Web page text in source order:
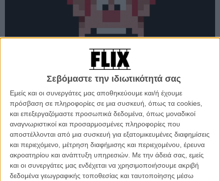
Σεβόμαστε την ιδιωτικότητά σας
Εμείς και οι συνεργάτες μας αποθηκεύουμε και/ή έχουμε
πρόσβαση σε πληροφορίες σε μια συσκευή, όπως τα cookies,
και επεξεργαζόμαστε προσωπικά δεδομένα, όπως μοναδικοί
αναγνωριστικοί και προσαρμοσμένες πληροφορίες που
αποστέλλονται από μια συσκευή για εξατομικευμένες διαφημίσεις
και περιεχόμενο, μέτρηση διαφήμισης και περιεχομένου, έρευνα
ακροατηρίου και ανάπτυξη υπηρεσιών. Με την άδειά σας, εμείς
και οι συνεργάτες μας ενδέχεται να χρησιμοποιήσουμε ακριβή
δεδομένα γεωγραφικής τοποθεσίας και ταυτοποίησης μέσω
To Flix προβλέπει τα 85α Οσκαρ: Καλύτερη Ταινία
Κινουμένων Σχεδίων
Μετρώντας αντίστροφα προς τη βραδιά της απονομής των 85ων βραβείων
Οσκαρ την Κυριακή 24 Φεβρουαρίου, το Flix σας ξεναγεί σε κάθε κατηγορία, με
προγνωστικά, νούμερα, στατιστικές, trivia, πληροφορίες και κριτικό ένστικτο!